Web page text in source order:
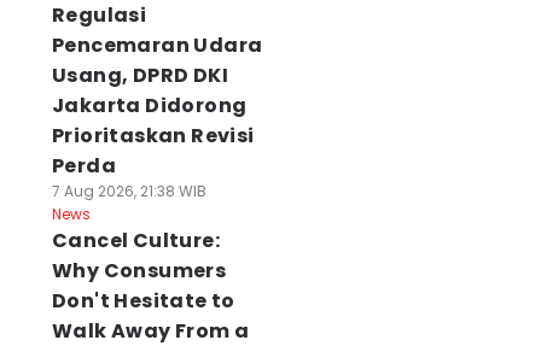
Regulasi
Pencemaran Udara
Usang, DPRD DKI
Jakarta Didorong
Prioritaskan Revisi
Perda
7 Aug 2026, 21:38 WIB
News
Cancel Culture:
Why Consumers
Don't Hesitate to
Walk Away From a